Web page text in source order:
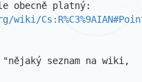
seznam na wiki,